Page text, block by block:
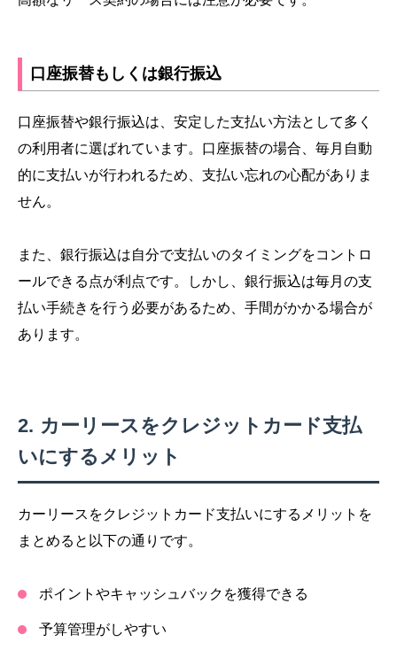
口座振替もしくは銀行振込
口座振替や銀行振込は、安定した支払い方法として多く
の利用者に選ばれています。口座振替の場合、毎月自動
的に支払いが行われるため、支払い忘れの心配がありま
せん。
また、銀行振込は自分で支払いのタイミングをコントロ
ールできる点が利点です。しかし、銀行振込は毎月の支
払い手続きを行う必要があるため、手間がかかる場合が
あります。
カーリースをクレジットカード支払
いにするメリット
カーリースをクレジットカード支払いにするメリットを
まとめると以下の通りです。
ポイントやキャッシュバックを獲得できる
予算管理がしやすい